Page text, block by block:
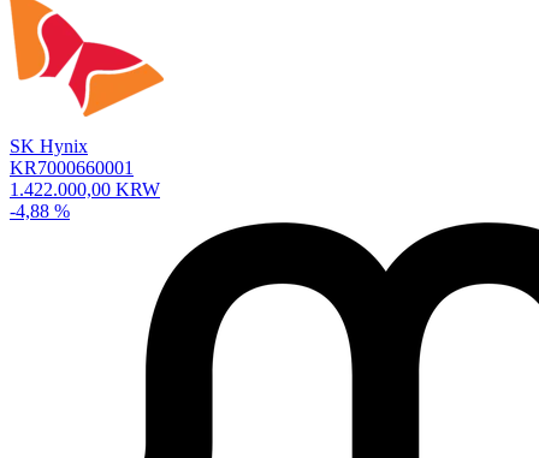
SK Hynix
KR7000660001
1.422.000,00 KRW
-4,88 %